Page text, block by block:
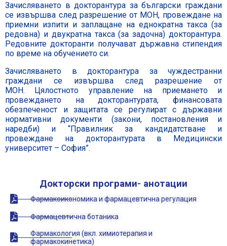
Зачисляването в докторантура за български граждани
се извършва след разрешение от МОН, провеждане на
приемни изпити и заплащане на еднократна такса (за
редовна) и двукратна такса (за задочна) докторантура.
Редовните докторанти получават държавна стипендия
по време на обучението си.
Зачисляването в докторантура за чуждестранни
граждани се извършва след разрешение от
МОН. Цялостното управление на приемането и
провеждането на докторантурата, финансовата
обезпеченост и защитата се регулират с държавни
нормативни документи (закони, постановления и
наредби) и “Правилник за кандидатстване и
провеждане на докторантурата в Медицински
университет – София”.
Докторски програми- анотации
Фармакоикономика и фармацевтична регулация
Фармацевтична ботаника
Фармакология (вкл. химиотерапия и
фармакокинетика)